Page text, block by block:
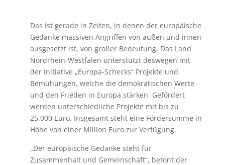
Das ist gerade in Zeiten, in denen der europäische
Gedanke massiven Angriffen von außen und innen
ausgesetzt ist, von großer Bedeutung. Das Land
Nordrhein-Westfalen unterstützt deswegen mit
der Initiative „Europa-Schecks“ Projekte und
Bemühungen, welche die demokratischen Werte
und den Frieden in Europa stärken. Gefördert
werden unterschiedliche Projekte mit bis zu
25.000 Euro. Insgesamt steht eine Fördersumme in
Höhe von einer Million Euro zur Verfügung.
„Der europäische Gedanke steht für
Zusammenhalt und Gemeinschaft“, betont der